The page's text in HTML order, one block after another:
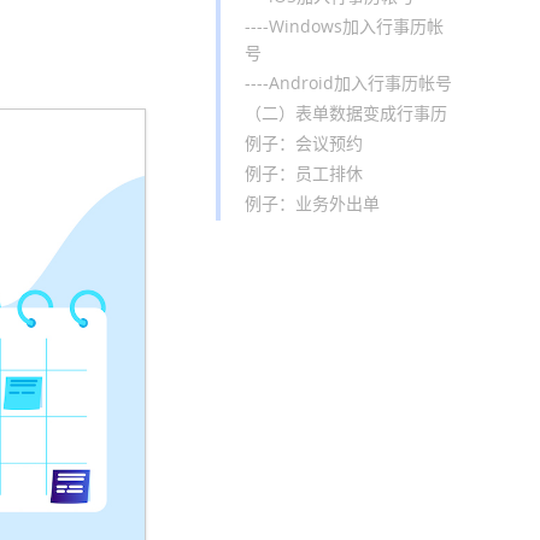
----Windows加入行事历帐
号
----Android加入行事历帐号
（二）表单数据变成行事历
例子：会议预约
例子：员工排休
例子：业务外出单